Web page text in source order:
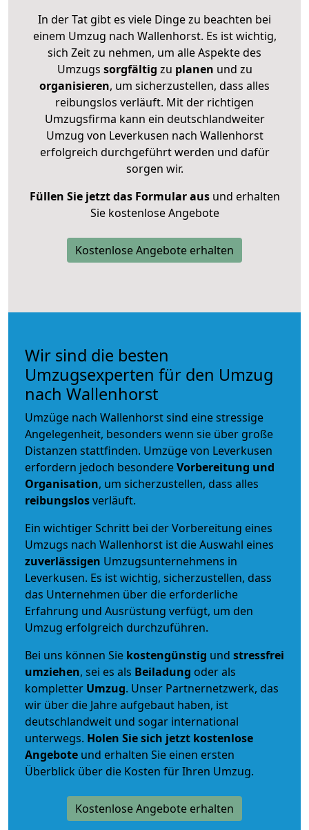
In der Tat gibt es viele Dinge zu beachten bei
einem Umzug nach Wallenhorst. Es ist wichtig,
sich Zeit zu nehmen, um alle Aspekte des
Umzugs sorgfältig zu planen und zu
organisieren, um sicherzustellen, dass alles
reibungslos verläuft. Mit der richtigen
Umzugsfirma kann ein deutschlandweiter
Umzug von Leverkusen nach Wallenhorst
erfolgreich durchgeführt werden und dafür
sorgen wir.
Füllen Sie jetzt das Formular ausund erhalten
Sie kostenlose Angebote
Kostenlose Angebote erhalten
Wir sind die besten
Umzugsexperten für den Umzug
nach Wallenhorst
Umzüge nach Wallenhorst sind eine stressige
Angelegenheit, besonders wenn sie über große
Distanzen stattfinden. Umzüge von Leverkusen
erfordern jedoch besondereVorbereitung und
Organisation, um sicherzustellen, dass alles
reibungslosverläuft.
Ein wichtiger Schritt bei der Vorbereitung eines
Umzugs nach Wallenhorst ist die Auswahl eines
zuverlässigen Umzugsunternehmens in
Leverkusen. Es ist wichtig, sicherzustellen, dass
das Unternehmen über die erforderliche
Erfahrung und Ausrüstung verfügt, um den
Umzug erfolgreich durchzuführen.
Bei uns können Sie kostengünstig und stressfrei
umziehen, sei es als Beiladung oder als
kompletter Umzug. Unser Partnernetzwerk, das
wir über die Jahre aufgebaut haben, ist
deutschlandweit und sogar international
unterwegs. Holen Sie sich jetzt kostenlose
Angebote und erhalten Sie einen ersten
Überblick über die Kosten für Ihren Umzug.
Kostenlose Angebote erhalten